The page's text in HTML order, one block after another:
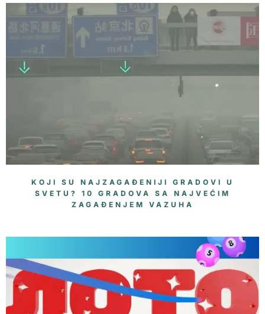
KOJI SU NAJZAGAĐENIJI GRADOVI U
SVETU? 10 GRADOVA SA NAJVEĆIM
ZAGAĐENJEM VAZUHA